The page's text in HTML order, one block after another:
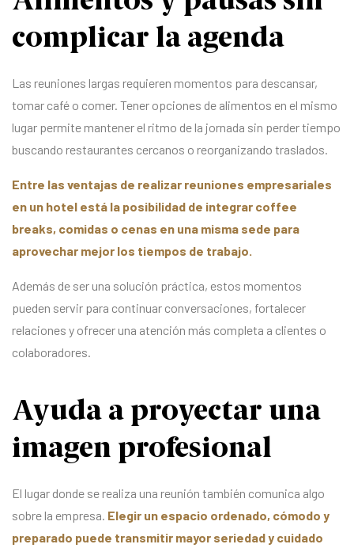
complicar la agenda
Las reuniones largas requieren momentos para descansar,
tomar café o comer. Tener opciones de alimentos en el mismo
lugar permite mantener el ritmo de la jornada sin perder tiempo
buscando restaurantes cercanos o reorganizando traslados.
Entre las ventajas de realizar reuniones empresariales
en un hotel está la posibilidad de integrar coffee
breaks, comidas o cenas en una misma sede para
aprovechar mejor los tiempos de trabajo.
Además de ser una solución práctica, estos momentos
pueden servir para continuar conversaciones, fortalecer
relaciones y ofrecer una atención más completa a clientes o
colaboradores.
Ayuda a proyectar una
imagen profesional
El lugar donde se realiza una reunión también comunica algo
sobre la empresa. Elegir un espacio ordenado, cómodo y
preparado puede transmitir mayor seriedad y cuidado